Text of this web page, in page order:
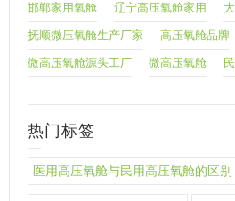
邯郸家用氧舱 辽宁高压氧舱家用
抚顺微压氧舱生产厂家 高压氧舱品牌
微高压氧舱源头工厂 微高压氧舱
热门标签
医用高压氧舱与民用高压氧舱的区别